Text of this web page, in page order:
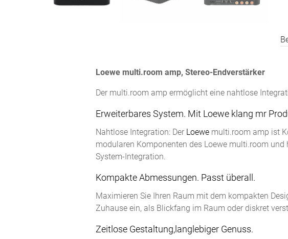
Loewe multi.room amp, Stereo-Endverstärker
Der multi.room amp ermöglicht eine nahtlose
Erweiterbares System. Mit Loewe klang mr
Nahtlose Integration: Der Loewe multi.room amp ist
modularen Komponenten des Loewe multi.room
System-Integration.
Kompakte Abmessungen. Passt überall.
Maximieren Sie Ihren Raum mit dem kompakten
Zuhause ein, als Blickfang im Raum oder diskret
Zeitlose Gestaltung,langlebiger Genuss.